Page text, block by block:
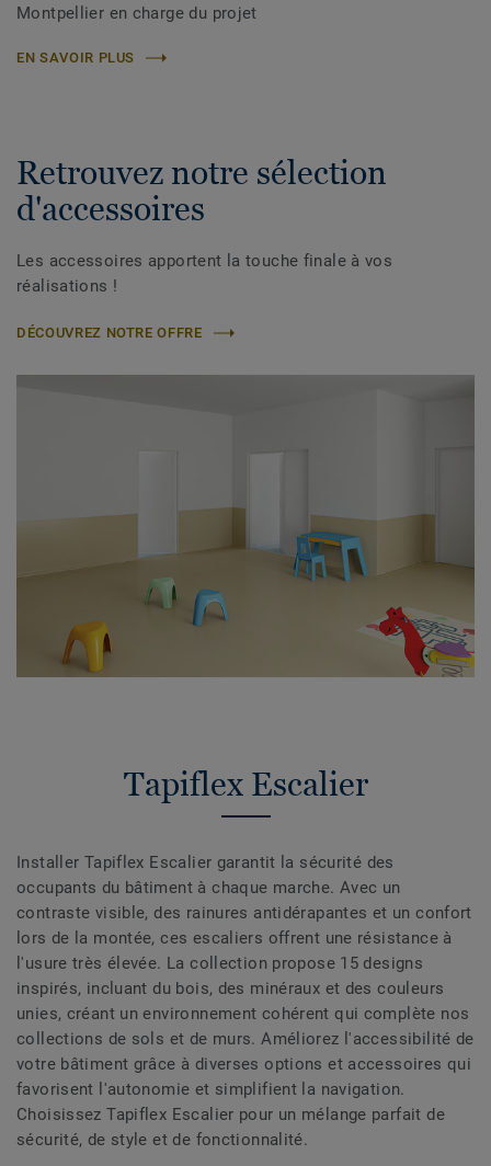
Montpellier en charge du projet
EN SAVOIR PLUS
Retrouvez notre sélection
d'accessoires
Les accessoires apportent la touche finale à vos
réalisations !
DÉCOUVREZ NOTRE OFFRE
Tapiflex Escalier
Installer Tapiflex Escalier garantit la sécurité des
occupants du bâtiment à chaque marche. Avec un
contraste visible, des rainures antidérapantes et un confort
lors de la montée, ces escaliers offrent une résistance à
l'usure très élevée. La collection propose 15 designs
inspirés, incluant du bois, des minéraux et des couleurs
unies, créant un environnement cohérent qui complète nos
collections de sols et de murs. Améliorez l'accessibilité de
votre bâtiment grâce à diverses options et accessoires qui
favorisent l'autonomie et simplifient la navigation.
Choisissez Tapiflex Escalier pour un mélange parfait de
sécurité, de style et de fonctionnalité.